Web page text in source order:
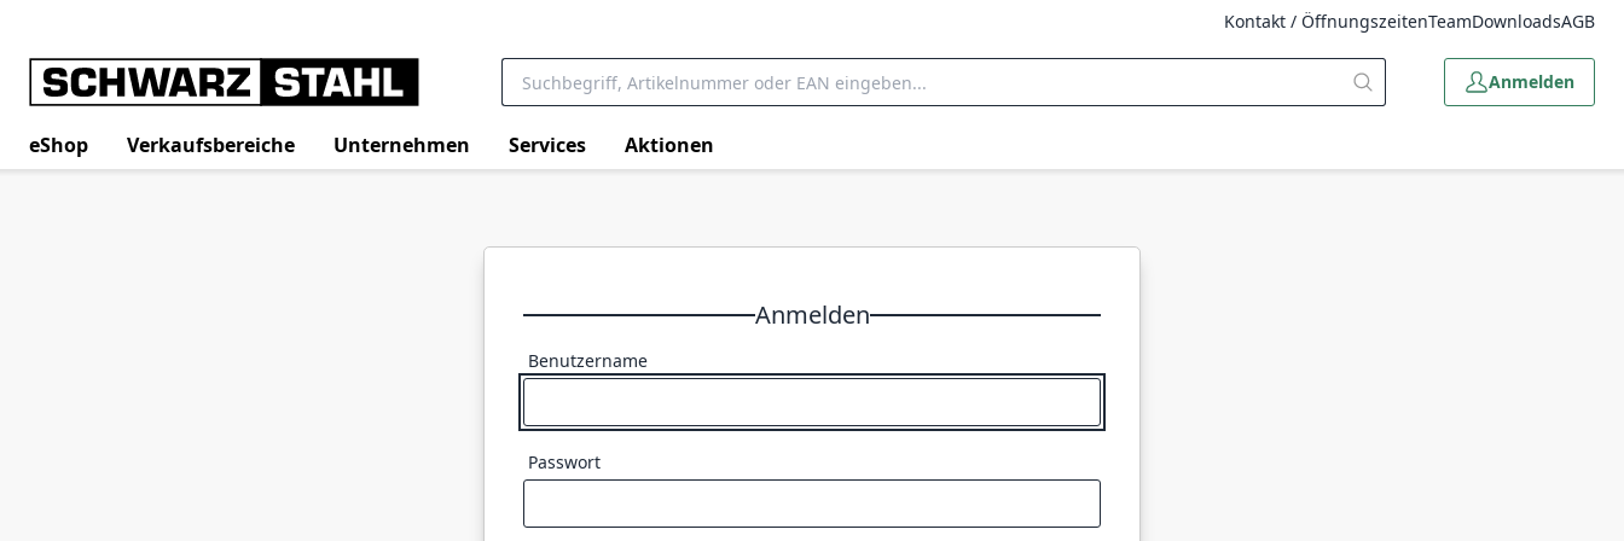
Kontakt / ÖffnungszeitenTeamDownloadsAGB
Anmelden
eShop Verkaufsbereiche Unternehmen Services Aktionen
Anmelden
Benutzername
Passwort